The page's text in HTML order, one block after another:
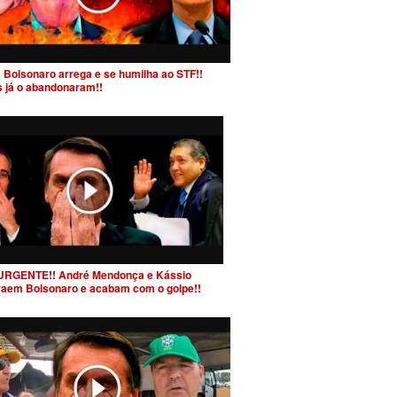
Bolsonaro arrega e se humilha ao STF!!
já o abandonaram!!
André Mendonça e Kássio
Bolsonaro e acabam com o golpe!!